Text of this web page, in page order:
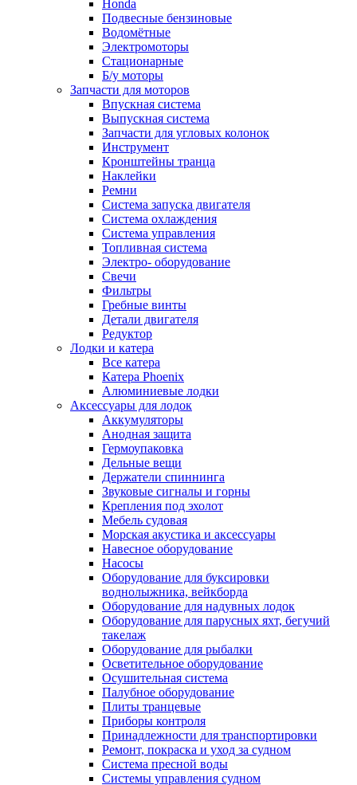
Honda
Подвесные бензиновые
Водомётные
Электромоторы
Стационарные
Б/у моторы
Запчасти для моторов
Впускная система
Выпускная система
Запчасти для угловых колонок
Инструмент
Кронштейны транца
Наклейки
Ремни
Система запуска двигателя
Система охлаждения
Система управления
Топливная система
Электро- оборудование
Свечи
Фильтры
Гребные винты
Детали двигателя
Редуктор
Лодки и катера
Все катера
Катера Phoenix
Алюминиевые лодки
Аксессуары для лодок
Аккумуляторы
Анодная защита
Гермоупаковка
Дельные вещи
Держатели спиннинга
Звуковые сигналы и горны
Крепления под эхолот
Мебель судовая
Морская акустика и аксессуары
Навесное оборудование
Насосы
Оборудование для буксировки
воднолыжника, вейкборда
Оборудование для надувных лодок
Оборудование для парусных яхт, бегучий
такелаж
Оборудование для рыбалки
Осветительное оборудование
Осушительная система
Палубное оборудование
Плиты транцевые
Приборы контроля
Принадлежности для транспортировки
Ремонт, покраска и уход за судном
Система пресной воды
Системы управления судном